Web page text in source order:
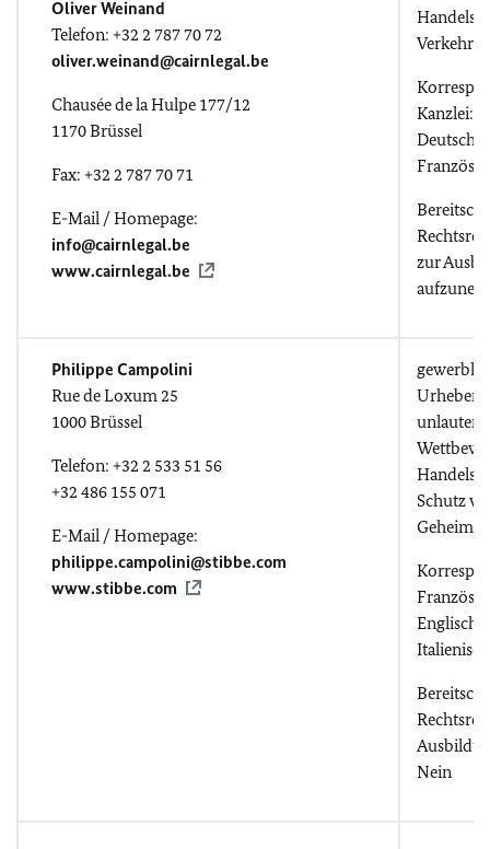
Oliver Weinand
Telefon: +32 2 787 70 72
oliver.weinand@cairnlegal.be
Chausée de la Hulpe 177/12
1170 Brüssel
Fax: +32 2 787 70 71
E-Mail / Homepage:
info@cairnlegal.be
www.cairnlegal.be
Kanzlei:
Deutsch,
zur
Philippe Campolini
Rue de Loxum 25
1000 Brüssel
Telefon: +32 2 533 51 56
+32 486 155 071
E-Mail / Homepage:
philippe.campolini@stibbe.com
www.stibbe.com
Schutz
Englisch,
Nein